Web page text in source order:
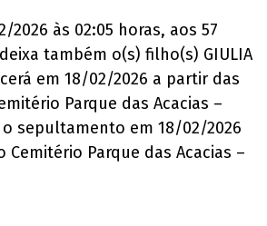
2026 às 02:05 horas, aos 57
também o(s) filho(s) GIULIA
em 18/02/2026 a partir das
Parque das Acacias –
o sepultamento em 18/02/2026
Cemitério Parque das Acacias –